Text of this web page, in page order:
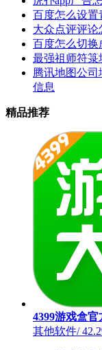
百度怎么设置
大众点评评
百度怎么切换
最强祖师符箓
腾讯地图公
信息
精品推荐
4399游戏盒
其他软件/